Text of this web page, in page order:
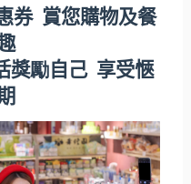
券 賞您購物及餐
獎勵自己 享受愜